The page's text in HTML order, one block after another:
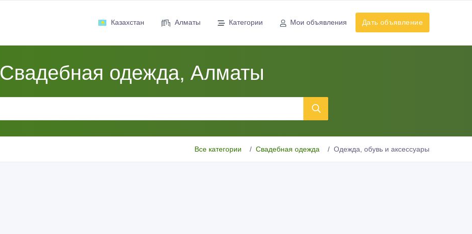
Казахстан Алматы Категории Мои объявления Дать объявление
Свадебная одежда, Алматы
Все категории Свадебная одежда Одежда, обувь и аксессуары